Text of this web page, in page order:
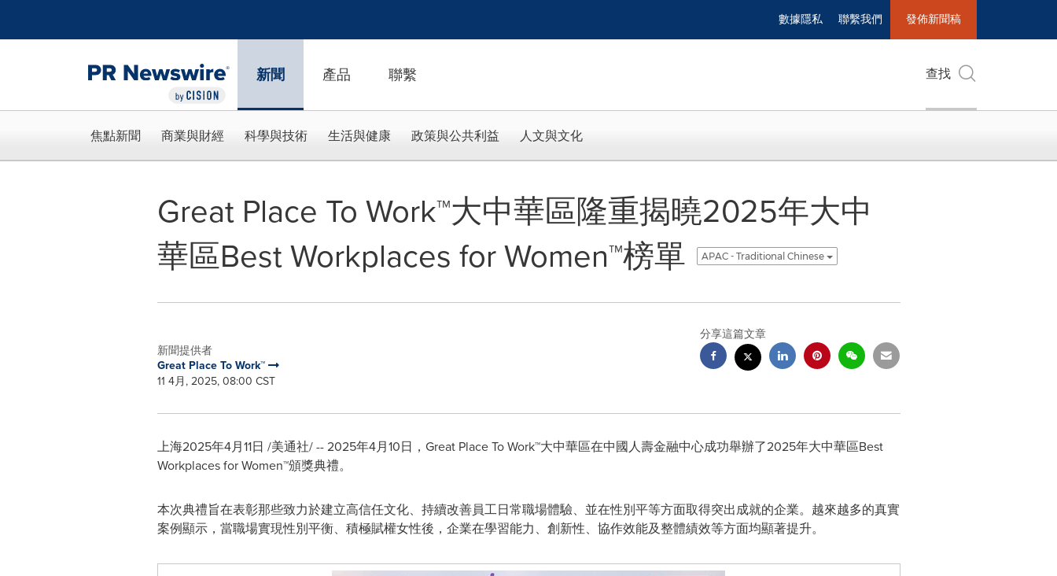
數據隱私 聯繫我們 發佈新聞稿
新聞 產品 聯繫 查找
焦點新聞 商業與財經 科學與技術 生活與健康 政策與公共利益 人文與文化
Great Place To Work™大中華區隆重揭曉2025年大中
華區Best Workplaces for Women™榜單
APAC - Traditional Chinese
新聞提供者
Great Place To Work™
11 4月, 2025, 08:00 CST
分享這篇文章
上海2025年4月11日 /美通社/ -- 2025年4月10日，Great Place To Work™大中華區在中國人壽金融中心成功舉辦了2025年大中華區Best
Workplaces for Women™頒獎典禮。
本次典禮旨在表彰那些致力於建立高信任文化、持續改善員工日常職場體驗、並在性別平等方面取得突出成就的企業。越來越多的真實
案例顯示，當職場實現性別平衡、積極賦權女性後，企業在學習能力、創新性、協作效能及整體績效等方面均顯著提升。